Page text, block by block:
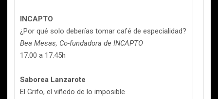
INCAPTO
¿Por qué solo deberías tomar café de especialidad?
Bea Mesas, Co-fundadora de INCAPTO
17.00 a 17.45h
Saborea Lanzarote
El Grifo, el viñedo de lo imposible